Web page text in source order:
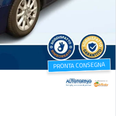
PRONTA CONSEGNA